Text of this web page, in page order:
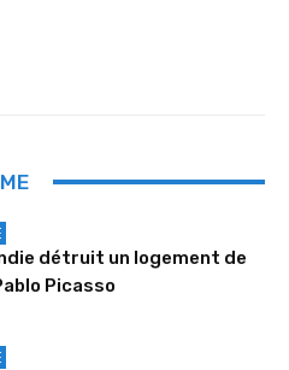
détruit un logement de
Picasso